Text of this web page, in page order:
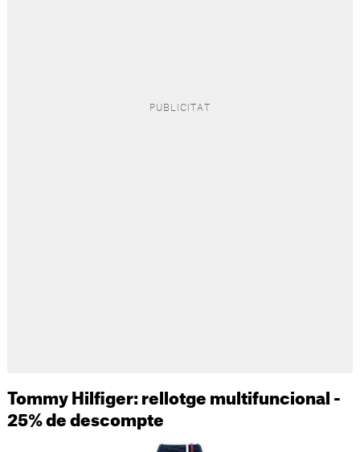
Tommy Hilfiger: rellotge multifuncional -
25% de descompte